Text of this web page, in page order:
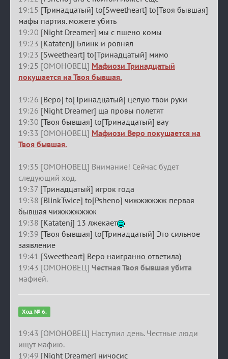
19:15 [Тринадцатый] to[Sweetheart] to[Твоя бывшая]
мафы партия. можете убить
19:20 [Night Dreamer] мы с пшено комы
19:23 [Katatenj] Блинк и ровнял
19:23 [Sweetheart] to[Тринадцатый] мимо
19:25 [ОМОНОВЕЦ] Мафиози Тринадцатый
покушается на Твоя бывшая.
19:26 [Веро] to[Тринадцатый] целую твои руки
19:26 [Night Dreamer] ща провы полетят
19:30 [Твоя бывшая] to[Тринадцатый] вау
19:33 [ОМОНОВЕЦ] Мафиози Веро покушается на
Твоя бывшая.
19:35 [ОМОНОВЕЦ] Внимание! Сейчас будет
следующий ход.
19:37 [Тринадцатый] игрок года
19:38 [BlinkTwice] to[Psheno] чижжжжжж первая
бывшая чижжжжжжж
19:38 [Katatenj] 13 лжекает
19:39 [Твоя бывшая] to[Тринадцатый] Это сильное
заявление
19:41 [Sweetheart] Веро наигранно ответила)
19:43 [ОМОНОВЕЦ] Честная Твоя бывшая убита
мафией.
Ход № 6.
19:43 [ОМОНОВЕЦ] Наступил день. Честные люди
ищут мафию.
19:49 [Night Dreamer] ничосис